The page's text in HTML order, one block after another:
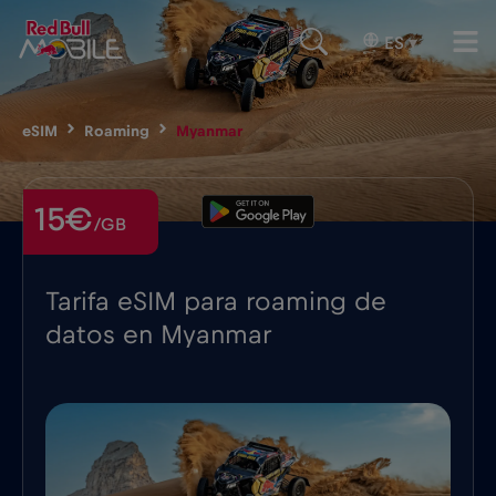
ES ▾
eSIM Roaming Myanmar
Tarifa eSIM para roaming de
datos en Myanmar
15€/GB